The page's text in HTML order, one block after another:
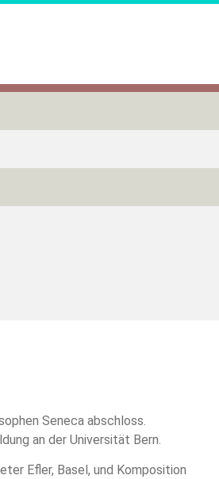
Seneca abschloss.
an der Universität Bern.
Efler, Basel, und Komposition